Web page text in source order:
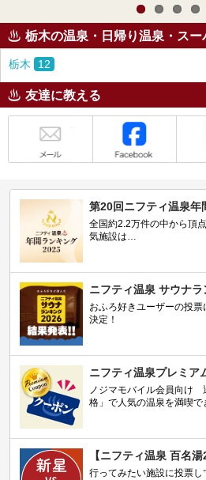
栃木の温泉・日帰り温泉・スー
栃木 12
友達に教える
第20回ニフティ温泉年
全国約2.2万件の中から頂
気施設は…
ニフティ温泉 サウナ
おふろ好きユーザーの投
決定！
ニフティ温泉プレミア
ノジマモバイル会員向け
格」で人気の温泉を満喫で
【ニフティ温泉 百名湯
行ってみたい施設に投票し